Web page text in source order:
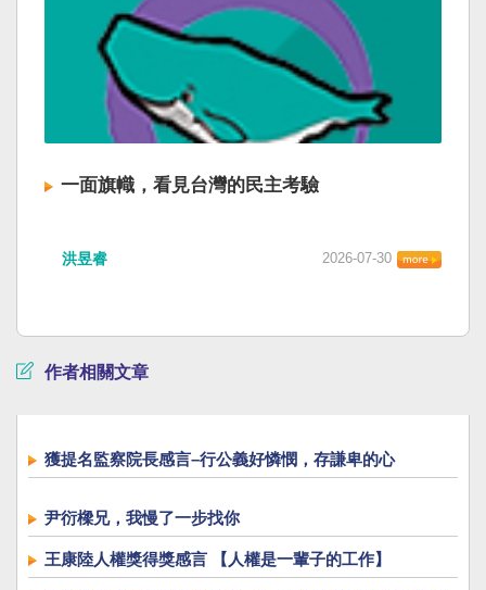
一面旗幟，看見台灣的民主考驗
洪昱睿 2026-07-30
作者相關文章
獲提名監察院長感言–行公義好憐憫，存謙卑的心
尹衍樑兄，我慢了一步找你
王康陸人權獎得獎感言 【人權是一輩子的工作】